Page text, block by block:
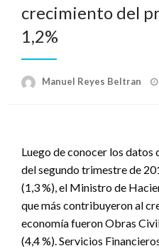
crecimiento del
1,2%
Manuel Reyes Beltran
Luego de conocer los
del segundo trimestre de
(1,3 %), el Ministro de
que más contribuyeron al
economía fueron Obras
(4,4 %). Servicios